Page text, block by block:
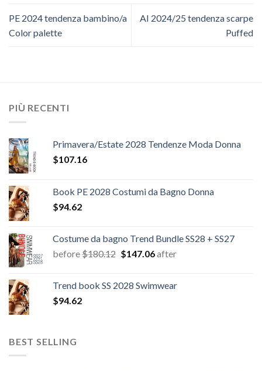
PE 2024 tendenza bambino/a
Color palette
AI 2024/25 tendenza scarpe
Puffed
PIÙ RECENTI
Primavera/Estate 2028 Tendenze Moda Donna
$107.16
Book PE 2028 Costumi da Bagno Donna
$94.62
Costume da bagno Trend Bundle SS28 + SS27
before$180.12 Il
era:
$147.06Il
è:
after
Trend book SS 2028 Swimwear
$94.62
BEST SELLING